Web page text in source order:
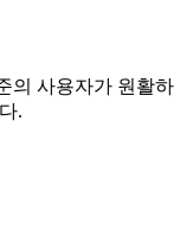
의 사용자가 원활하
.